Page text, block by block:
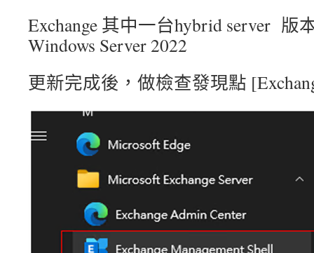
Exchange 其中一台hybrid server 版
Windows Server 2022
更新完成後，做檢查發現點